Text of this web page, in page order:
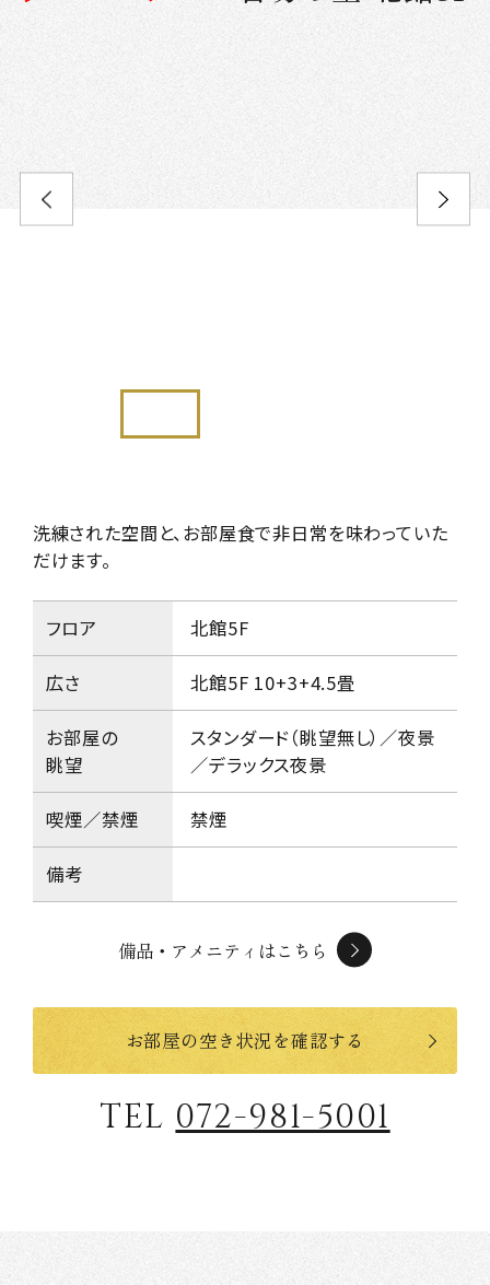
洗練された空間と、お部屋食で非日常を味わっていた
だけます。
フロア 北館5F
広さ 北館5F 10+3+4.5畳
お部屋の
眺望
スタンダード（眺望無し）／夜景
／デラックス夜景
喫煙／禁煙 禁煙
備考
備品・アメニティはこちら
お部屋の空き状況を確認する
TEL 072-981-5001